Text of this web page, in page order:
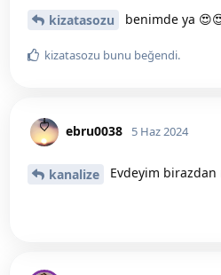
kizatasozu benimde ya
kizatasozu bunu beğendi.
ebru0038 5 Haz 2024
kanalize Evdeyim birazdan